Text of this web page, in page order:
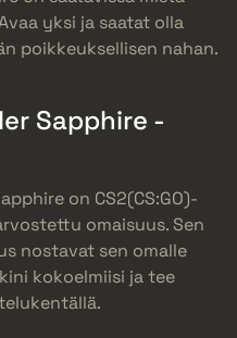
yksi ja saatat olla
poikkeuksellisen nahan.
Sapphire -
on CS2(CS:GO)-
omaisuus. Sen
nostavat sen omalle
kokoelmiisi ja tee